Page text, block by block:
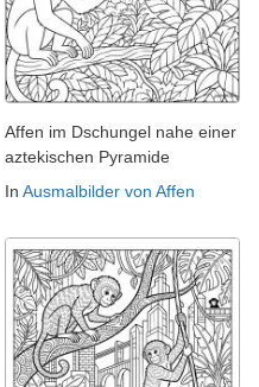
Affen im Dschungel nahe einer
aztekischen Pyramide
In Ausmalbilder von Affen